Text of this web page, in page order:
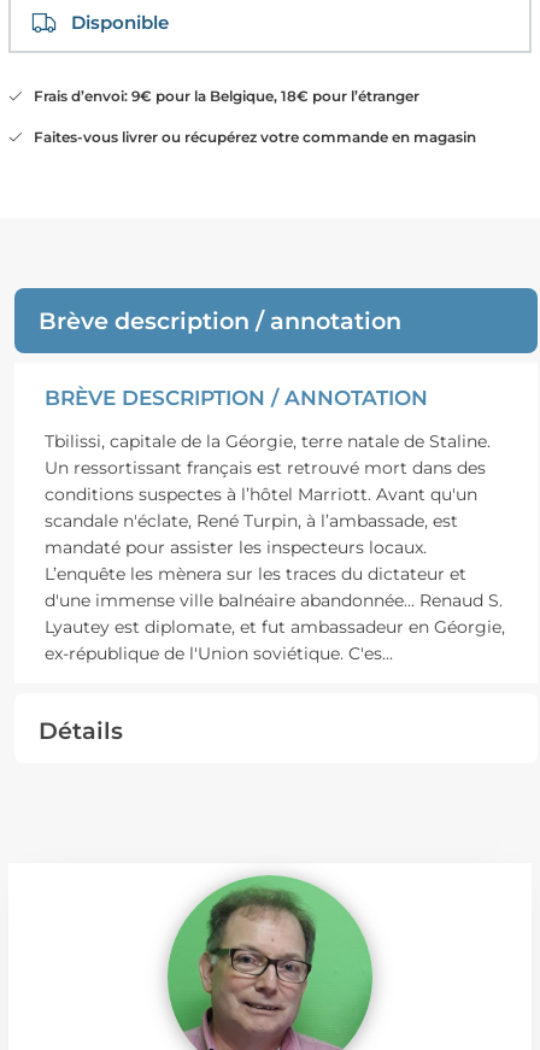
Disponible
Frais d’envoi: 9€ pour la Belgique, 18€ pour l’étranger
Faites-vous livrer ou récupérez votre commande en magasin
Brève description / annotation
BRÈVE DESCRIPTION / ANNOTATION
Tbilissi, capitale de la Géorgie, terre natale de Staline.
Un ressortissant français est retrouvé mort dans des
conditions suspectes à l’hôtel Marriott. Avant qu'un
scandale n'éclate, René Turpin, à l’ambassade, est
mandaté pour assister les inspecteurs locaux.
L’enquête les mènera sur les traces du dictateur et
d'une immense ville balnéaire abandonnée... Renaud S.
Lyautey est diplomate, et fut ambassadeur en Géorgie,
ex-république de l'Union soviétique. C'es...
Détails